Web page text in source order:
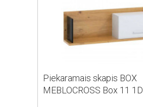
Piekaramais skapis BOX
MEBLOCROSS Box 11 1D